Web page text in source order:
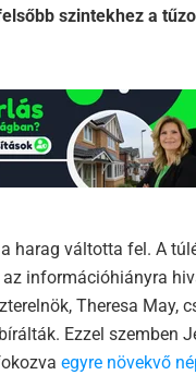
szintekhez a
harag váltotta fel. A
információhiányra
Theresa May,
Ezzel szemben
egyre növekvő